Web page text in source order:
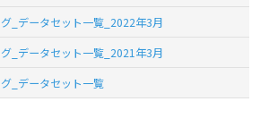
_データセット一覧_2022年3月
_データセット一覧_2021年3月
_データセット一覧